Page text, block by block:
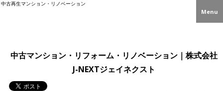
中古マンション・リフォーム・リノベーション｜株式会社
J-NEXTジェイネクスト
中古再生マンション・リノベーション
Menu